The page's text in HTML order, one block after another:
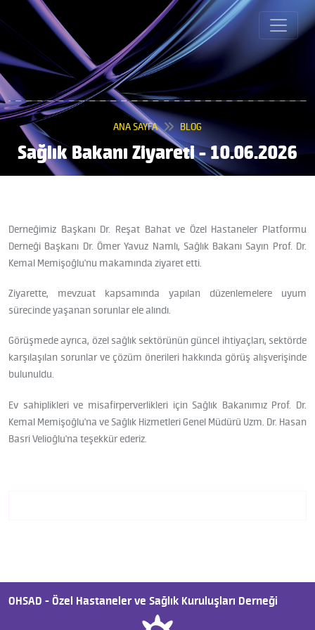
ANA SAYFA BLOG
Sağlık Bakanı Ziyareti - 10.06.2026
Derneğimiz Başkanı Dr. Reşat Bahat ve Özel Hastaneler Platformu
Derneği Başkanı Dr. Ömer Yavuz Namlı, Sağlık Bakanı Sayın Prof. Dr.
Kemal Memişoğlu'nu makamında ziyaret etti.
Ziyarette, mevzuat kapsamında yapılan düzenlemelere uyum
sürecinde yaşanan sorunlar ele alındı.
Görüşmede ayrıca, özel sağlık sektörünün güncel ihtiyaçları, sektörde
karşılaşılan sorunlar ve çözüm önerileri hakkında görüş alışverişinde
bulunuldu.
Ev sahiplikleri ve misafirperverlikleri için Sağlık Bakanımız Prof. Dr.
Kemal Memişoğlu'na ve Sağlık Hizmetleri Genel Müdürü Uzm. Dr. Hasan
Basri Velioğlu'na teşekkür ederiz.
OHSAD - Özel Hastaneler ve Sağlık Kuruluşları Derneği